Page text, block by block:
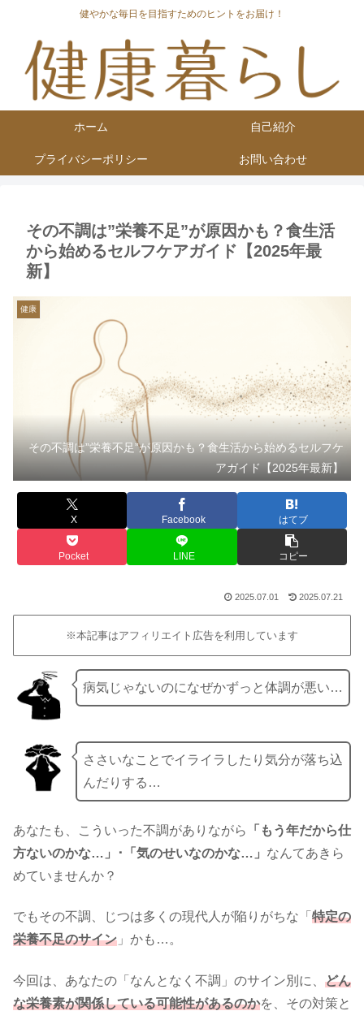
健やかな毎日を目指すためのヒントをお届け！
ホーム 自己紹介
プライバシーポリシー お問い合わせ
その不調は”栄養不足”が原因かも？食生活
から始めるセルフケアガイド【2025年最
新】
健康
その不調は”栄養不足”が原因かも？食生活から始めるセルフケ
アガイド【2025年最新】
X Facebook はてブ
Pocket LINE コピー
2025.07.01 2025.07.21
※本記事はアフィリエイト広告を利用しています
病気じゃないのになぜかずっと体調が悪い…
ささいなことでイライラしたり気分が落ち込
んだりする…
あなたも、こういった不調がありながら
「もう年だから仕
方ないのかな…」･「気のせいなのかな…」 なんてあきら
めていませんか？
でもその不調、じつは多くの現代人が陥りがちな「 特定の
栄養不足のサイン 」かも…。
今回は、あなたの「なんとなく不調」のサイン別に、 どん
な栄養素が関係している可能性があるのかを、その対策と